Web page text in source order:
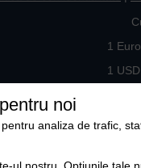
1
1
noi
analiza de trafic,